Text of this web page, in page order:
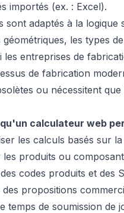
importés (ex. : Excel).
sont adaptés à la
les types
les entreprises de
de fabrication
ou nécessitent
calculateur web
les calculs basés sur
les produits ou
codes produits et des
propositions
temps de soumission de